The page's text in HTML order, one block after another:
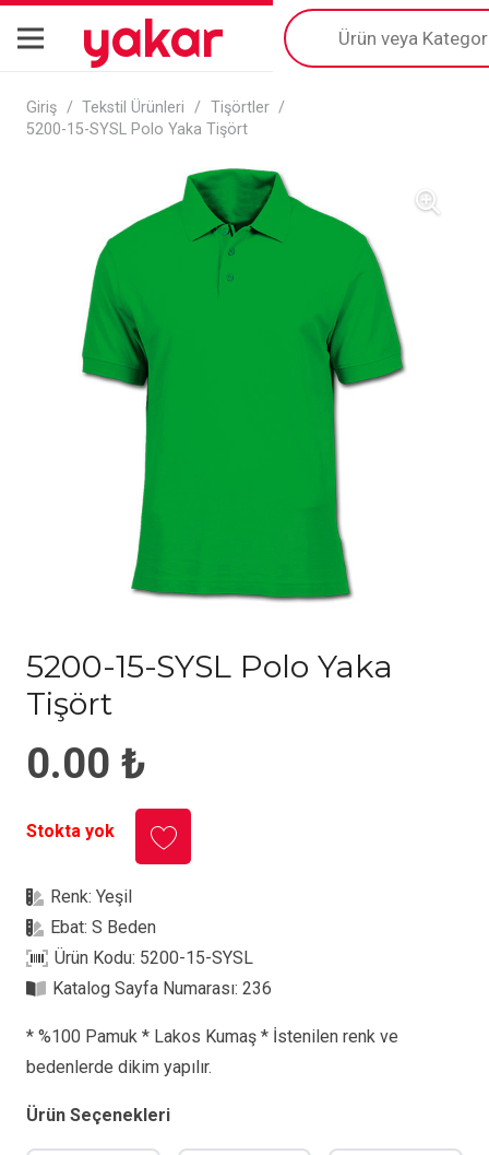
yakar
Products
search
Giriş / Tekstil Ürünleri / Tişörtler /
5200-15-SYSL Polo Yaka Tişört
5200-15-SYSL Polo Yaka
Tişört
0.00 ₺
Stokta yok
Renk:Yeşil
Ebat:S Beden
Ürün Kodu: 5200-15-SYSL
Katalog Sayfa Numarası:236
* %100 Pamuk * Lakos Kumaş * İstenilen renk ve
bedenlerde dikim yapılır.
Ürün Seçenekleri